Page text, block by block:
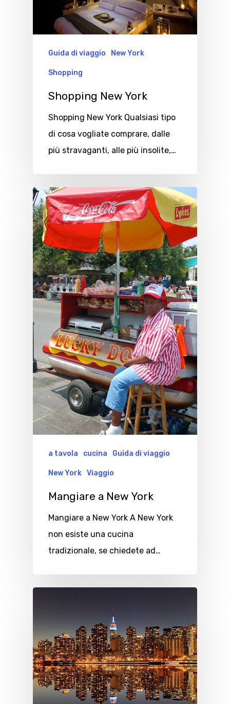
Guida di viaggio New York
Shopping
Shopping New York
Shopping New York Qualsiasi tipo
di cosa vogliate comprare, dalle
più stravaganti, alle più insolite,…
a tavola cucina Guida di viaggio
New York Viaggio
Mangiare a New York
Mangiare a New York A New York
non esiste una cucina
tradizionale, se chiedete ad…